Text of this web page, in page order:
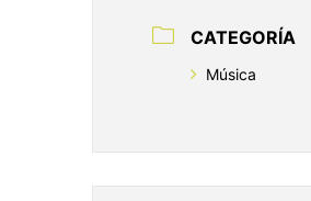
CATEGORÍA
Música